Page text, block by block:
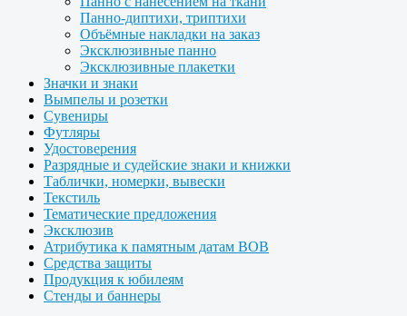
Панно-диптихи, триптихи
Объёмные накладки на заказ
Эксклюзивные панно
Эксклюзивные плакетки
Значки и знаки
Вымпелы и розетки
Сувениры
Футляры
Удостоверения
Разрядные и судейские знаки и книжки
Таблички, номерки, вывески
Текстиль
Тематические предложения
Эксклюзив
Атрибутика к памятным датам ВОВ
Средства защиты
Продукция к юбилеям
Стенды и баннеры